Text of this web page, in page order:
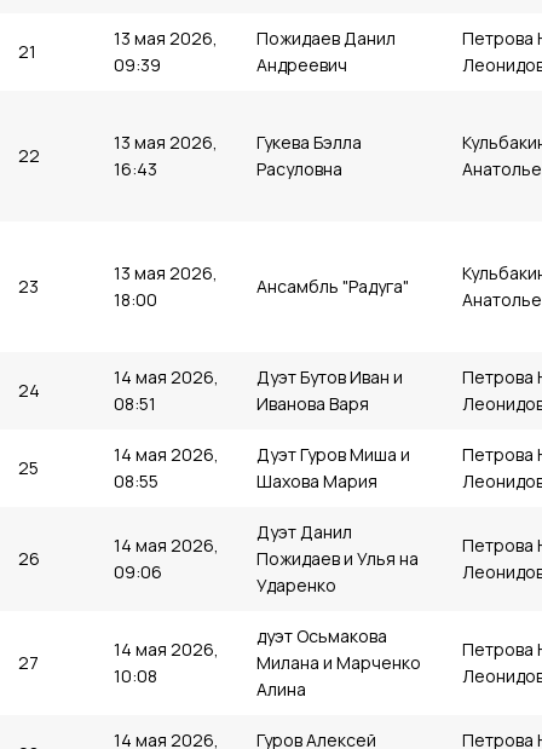
21
13 мая 2026,
09:39
Пожидаев Данил
Андреевич
Петрова
22
13 мая 2026,
16:43
Гукева Бэлла
Расуловна
23
13 мая 2026,
18:00
Ансамбль "Радуга"
24
14 мая 2026,
08:51
Дуэт Бутов Иван и
Иванова Варя
Петрова
25
14 мая 2026,
08:55
Дуэт Гуров Миша и
Шахова Мария
Петрова
26
14 мая 2026,
09:06
Дуэт Данил
Пожидаев и Улья на
Ударенко
Петрова
27
14 мая 2026,
10:08
дуэт Осьмакова
Милана и Марченко
Алина
Петрова
14 мая 2026, Гуров Алексей Петрова